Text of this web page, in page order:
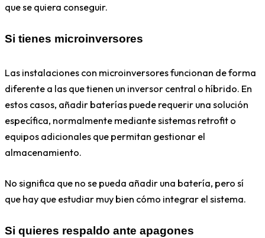
que se quiera conseguir.
Si tienes microinversores
Las instalaciones con microinversores funcionan de forma
diferente a las que tienen un inversor central o híbrido. En
estos casos, añadir baterías puede requerir una solución
específica, normalmente mediante sistemas retrofit o
equipos adicionales que permitan gestionar el
almacenamiento.
No significa que no se pueda añadir una batería, pero sí
que hay que estudiar muy bien cómo integrar el sistema.
Si quieres respaldo ante apagones